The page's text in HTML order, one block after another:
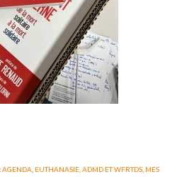
AGENDA EUTHANASIE, ADMD ET WFRTDS, MES